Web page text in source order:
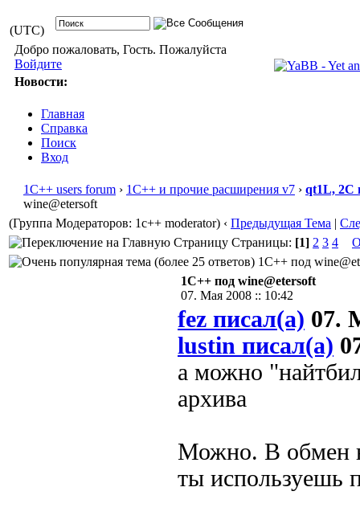
(UTC)
Добро пожаловать, Гость. Пожалуйста
Войдите
Новости:
Главная
Справка
Поиск
Вход
1С++ users forum › 1С++ и прочие расширения v7 › qt1L, 2C
wine@etersoft
(Группа Модераторов: 1c++ moderator) ‹ Предыдущая Тема |
Страницы: [1] 2 3 4
1С++ под
1С++ под wine@etersoft
07. Мая 2008 :: 10:42
fez писал(а) 07.
lustin писал(а)
а можно
архива
Можно. В обмен
ты используешь